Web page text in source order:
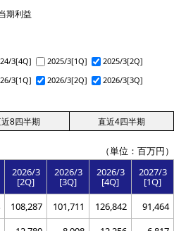
期利益
3[4Q] 2025/3[1Q]
2025/3[2Q]
3[1Q] 2026/3[2Q]
2026/3[3Q]
（単位：百万円）
2026/3
[2Q]
2026/3
[3Q]
2026/3
[4Q]
2027/3
[1Q]
108,287 101,711 126,842
91,464